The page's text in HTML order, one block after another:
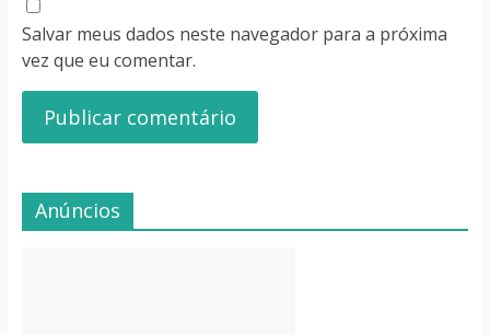
Salvar meus dados neste navegador para a próxima
vez que eu comentar.
Anúncios